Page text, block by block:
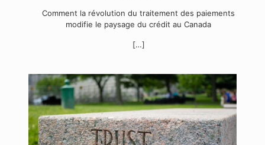
Comment la révolution du traitement des paiements
modifie le paysage du crédit au Canada
[…]